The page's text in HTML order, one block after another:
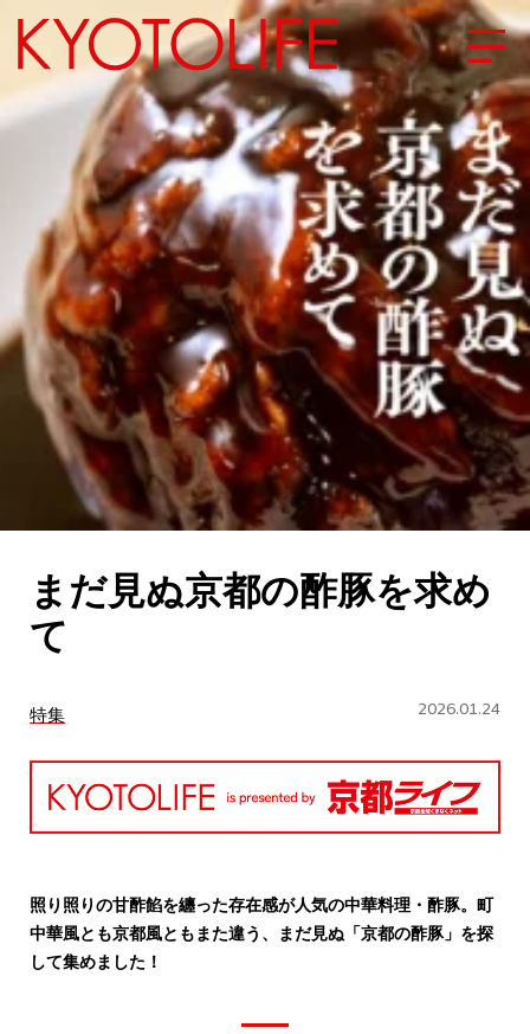
エリアから探す
地図から探す
カテゴリーから探す
SPECIAL
NEW OPEN
SERIES
CULTURE
ABOUT US
チケットプレゼント応募
MAIN MENU
SERIES
まだ見ぬ京都の酢豚を求め
て
特集 2026.01.24
照り照りの甘酢餡を纏った存在感が人気の中華料理・酢豚。町
中華風とも京都風ともまた違う、まだ見ぬ「京都の酢豚」を探
して集めました！